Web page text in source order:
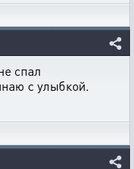
спал
с улыбкой.